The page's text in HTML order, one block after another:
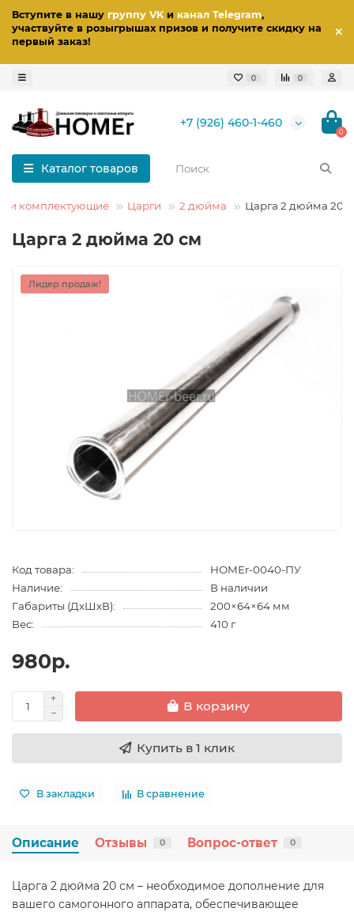
Вступите в нашу группу VKи канал Telegram,
участвуйте в розыгрышах призов и получите скидку на
первый заказ!
0 0
+7 (926) 460-1-460
0
Каталог товаров
и комплектующие Царги 2 дюйма Царга 2 дюйма 20
Царга 2 дюйма 20 см
Лидер продаж!
Код товара:
HOMEr-0040-ПУ
Наличие:
В наличии
Габариты (ДхШхВ):
200×64×64 мм
Вес:
410 г
980р.
В корзину
Купить в 1 клик
В закладки В сравнение
Описание Отзывы 0 Вопрос-ответ 0
Царга 2 дюйма 20 см – необходимое дополнение для
вашего самогонного аппарата, обеспечивающее